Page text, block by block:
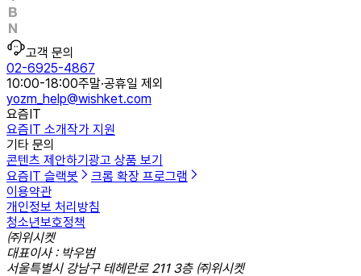
고객 문의
02-6925-4867
10:00-18:00주말·공휴일 제외
yozm_help@wishket.com
요즘IT
요즘IT 소개작가 지원
기타 문의
콘텐츠 제안하기 광고 상품 보기
요즘IT 슬랙봇
크롬 확장 프로그램
이용약관
개인정보 처리방침
청소년보호정책
㈜위시켓
대표이사 : 박우범
서울특별시 강남구 테헤란로 211 3층 ㈜위시켓